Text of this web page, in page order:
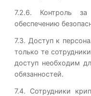
7.2.6. Контроль
обеспечению
7.3. Доступ к
только те
доступ необходим
обязанностей.
7.4. Сотрудники